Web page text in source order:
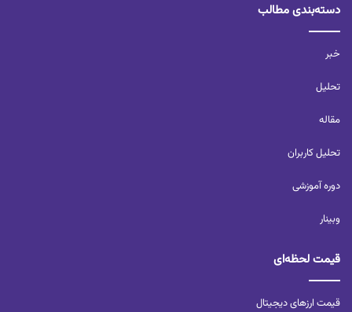
دسته‌بندی مطالب
خبر
تحلیل‌
مقاله
تحلیل کاربران‌
دوره آموزشی
وبینار
قیمت لحظه‌ای
قیمت ارزهای دیجیتال